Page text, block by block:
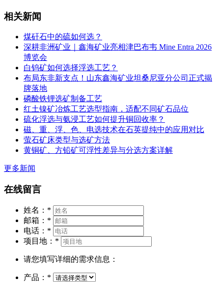
相关新闻
煤矸石中的硫如何选？
深耕非洲矿业｜鑫海矿业亮相津巴布韦 Mine Entra 2026
博览会
白钨矿如何选择浮选工艺？
布局东非新支点！山东鑫海矿业坦桑尼亚分公司正式揭
牌落地
磷酸铁锂选矿制备工艺
红土镍矿冶炼工艺选型指南，适配不同矿石品位
硫化浮选与氨浸工艺如何提升铜回收率？
磁、重、浮、色、电选技术在石英提纯中的应用对比
萤石矿床类型与选矿方法
黄铜矿、方铅矿可浮性差异与分选方案详解
更多新闻
在线留言
姓名： *
邮箱： *
电话： *
项目地： *
请您填写详细的需求信息：
产品： *